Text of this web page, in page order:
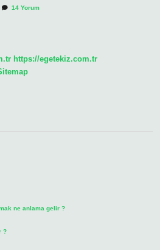
14 Yorum
https://egetekiz.com.tr
ne anlama gelir ?
?